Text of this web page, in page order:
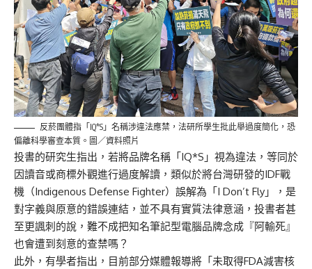
反菸團體指「IQ*S」名稱涉違法應禁，法研所學生批此舉過度簡化，恐
偏離科學審查本質。圖／資料照片
投書的研究生指出，若將品牌名稱「IQ*S」視為違法，等同於
因讀音或商標外觀進行過度解讀，類似於將台灣研發的IDF戰
機（Indigenous Defense Fighter）誤解為「I Don’t Fly」，是
對字義與原意的錯誤連結，並不具有實質法律意涵，投書者甚
至更諷刺的說，難不成把知名筆記型電腦品牌念成『阿輸死』
也會遭到刻意的查禁嗎？
此外，有學者指出，目前部分媒體報導將「未取得FDA減害核